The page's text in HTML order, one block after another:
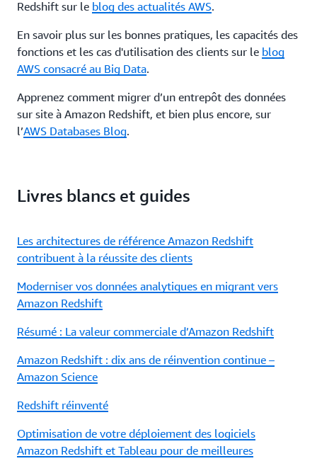
Redshift sur le blog des actualités AWS.
En savoir plus sur les bonnes pratiques, les capacités des
fonctions et les cas d'utilisation des clients sur le blog
AWS consacré au Big Data.
Apprenez comment migrer d’un entrepôt des données
sur site à Amazon Redshift, et bien plus encore, sur
l’AWS Databases Blog.
Livres blancs et guides
Les architectures de référence Amazon Redshift
contribuent à la réussite des clients
Moderniser vos données analytiques en migrant vers
Amazon Redshift
Résumé : La valeur commerciale d’Amazon Redshift
Amazon Redshift : dix ans de réinvention continue –
Amazon Science
Redshift réinventé
Optimisation de votre déploiement des logiciels
Amazon Redshift et Tableau pour de meilleures